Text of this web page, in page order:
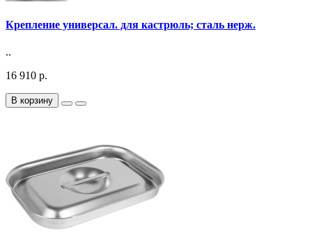
Крепление универсал. для кастрюль; сталь нерж.
..
16 910 р.
В корзину